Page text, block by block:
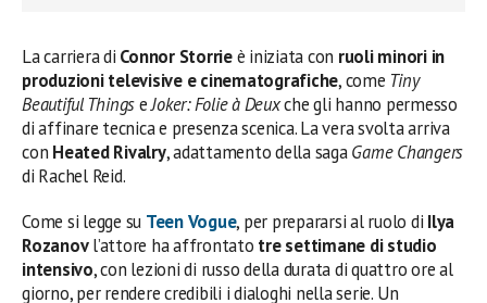
La carriera di Connor Storrieè iniziata con ruoli minori in
produzioni televisive e cinematografiche, come Tiny
Beautiful ThingseJoker: Folie à Deuxche gli hanno permesso
di affinare tecnica e presenza scenica. La vera svolta arriva
con Heated Rivalry, adattamento della sagaGame Changers
di Rachel Reid.
Come si legge su Teen Vogue, per prepararsi al ruolo di Ilya
Rozanovl’attore ha affrontato tre settimane di studio
intensivo, con lezioni di russo della durata di quattro ore al
giorno, per rendere credibili i dialoghi nella serie. Un